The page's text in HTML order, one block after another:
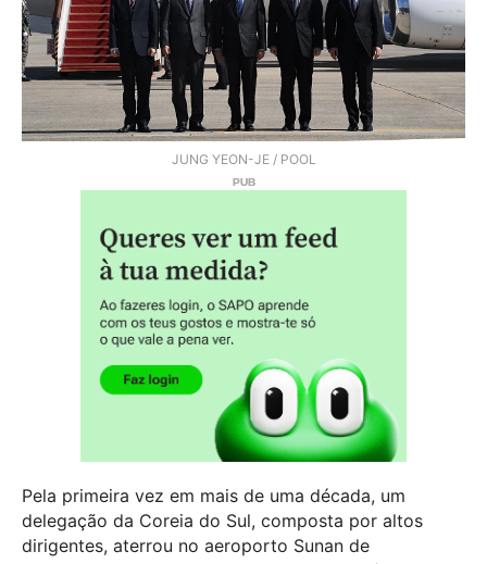
JUNG YEON-JE / POOL
Pela primeira vez em mais de uma década, um
delegação da Coreia do Sul, composta por altos
dirigentes, aterrou no aeroporto Sunan de